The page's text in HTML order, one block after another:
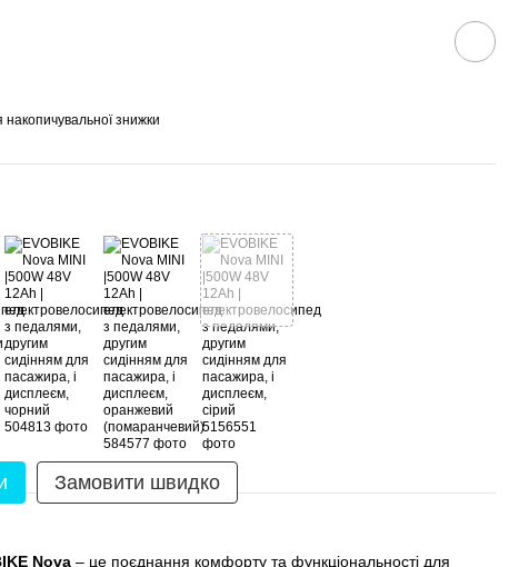
знижки
Замовити швидко
Nova – це поєднання комфорту та функціональності для